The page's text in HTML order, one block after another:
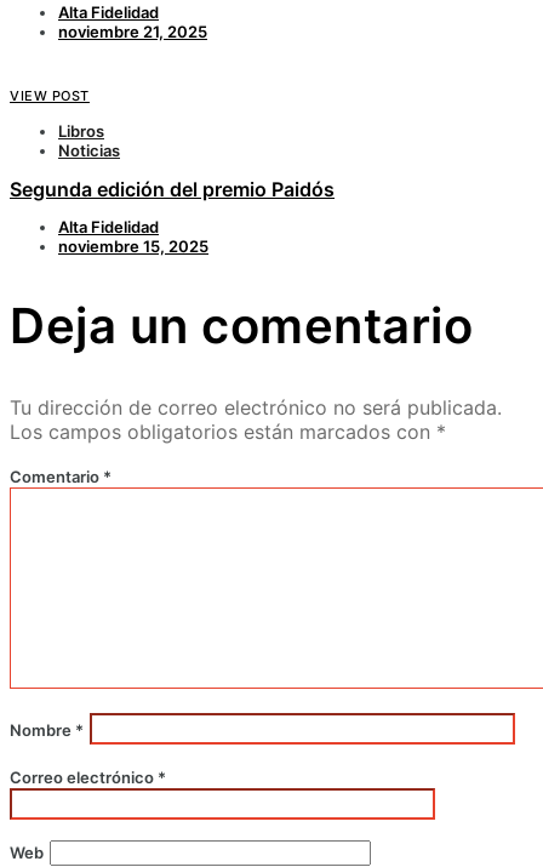
Alta Fidelidad
noviembre 21, 2025
VIEW POST
Libros
Noticias
Segunda edición del premio Paidós
Alta Fidelidad
noviembre 15, 2025
Deja un comentario
Tu dirección de correo electrónico no será publicada.
Los campos obligatorios están marcados con *
Comentario *
Nombre *
Correo electrónico *
Web